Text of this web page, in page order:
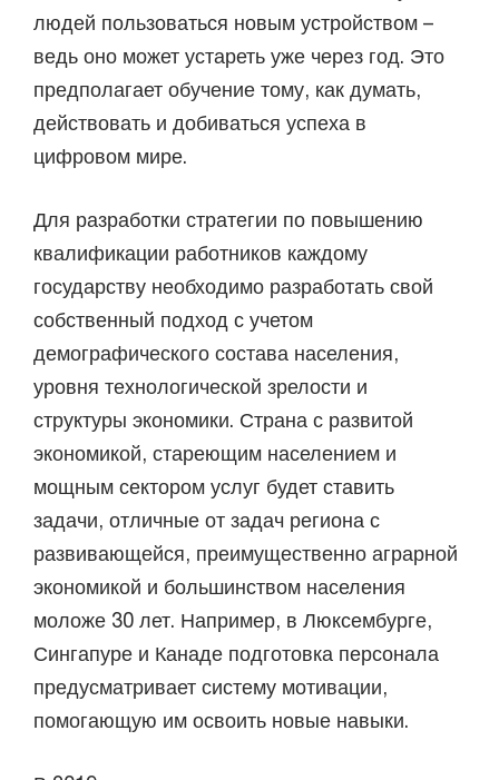
людей пользоваться новым устройством –
ведь оно может устареть уже через год. Это
предполагает обучение тому, как думать,
действовать и добиваться успеха в
цифровом мире.
Для разработки стратегии по повышению
квалификации работников каждому
государству необходимо разработать свой
собственный подход с учетом
демографического состава населения,
уровня технологической зрелости и
структуры экономики. Страна с развитой
экономикой, стареющим населением и
мощным сектором услуг будет ставить
задачи, отличные от задач региона с
развивающейся, преимущественно аграрной
экономикой и большинством населения
моложе 30 лет. Например, в Люксембурге,
Сингапуре и Канаде подготовка персонала
предусматривает систему мотивации,
помогающую им освоить новые навыки.